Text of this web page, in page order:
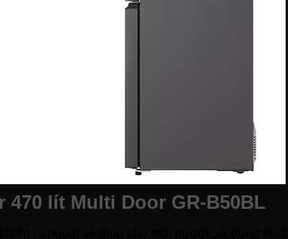
lít Multi Door GR-B50BL